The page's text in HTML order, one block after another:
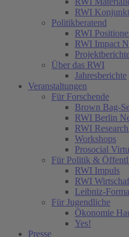
RWI
Politikberatend
RWI
RWI Impact
Über das RWI
Jahresberichte
Veranstaltungen
Für Forschende
Brown Bag-
RWI Berlin
RWI
Workshops
Prosocial
Für Politik &
RWI Impuls
RWI
Leibniz-
Für Jugendliche
Ökonomie
Yes!
Presse